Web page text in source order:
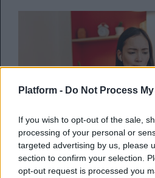
Platform - Do Not Process
If you wish to opt-out of the sale,
processing of your personal or
targeted advertising by us, please
section to confirm your selection.
opt-out request is processed you